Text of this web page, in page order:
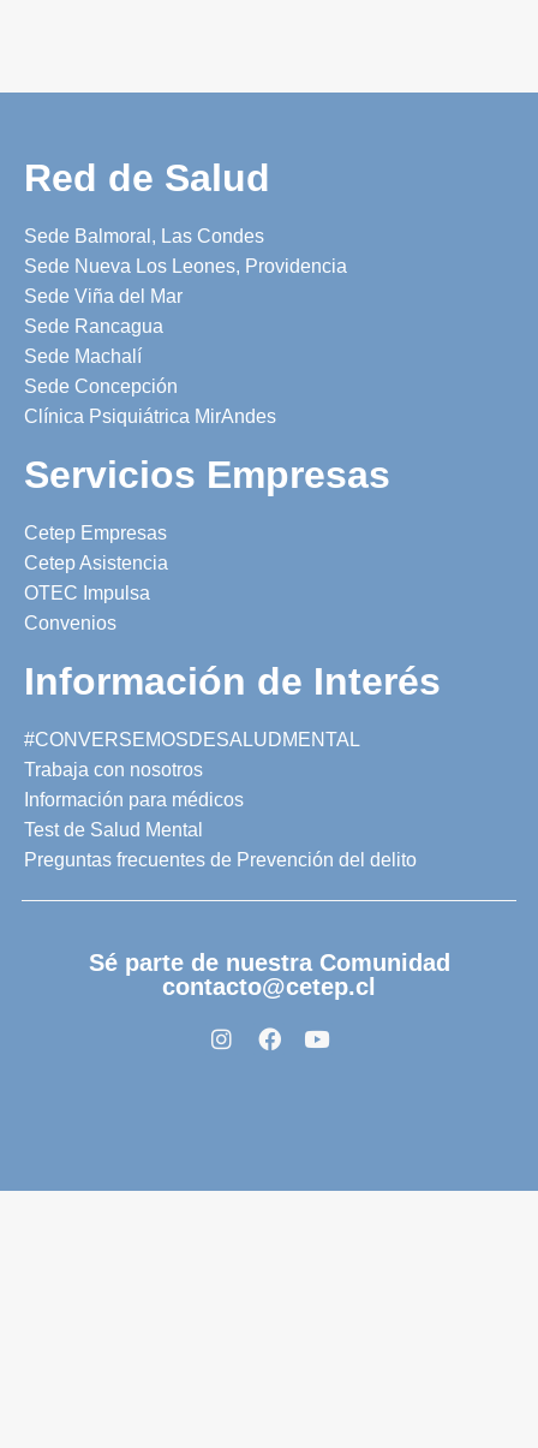
Red de Salud
Sede Balmoral, Las Condes
Sede Nueva Los Leones, Providencia
Sede Viña del Mar
Sede Rancagua
Sede Machalí
Sede Concepción
Clínica Psiquiátrica MirAndes
Servicios Empresas
Cetep Empresas
Cetep Asistencia
OTEC Impulsa
Convenios
Información de Interés
#CONVERSEMOSDESALUDMENTAL
Trabaja con nosotros
Información para médicos
Test de Salud Mental
Preguntas frecuentes de Prevención del delito
Sé parte de nuestra Comunidad
contacto@cetep.cl